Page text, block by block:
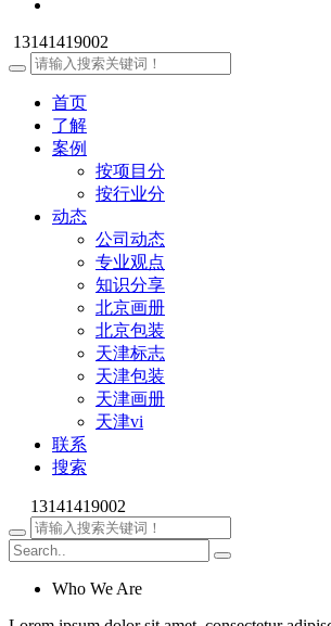
13141419002
首页
了解
案例
按项目分
按行业分
动态
公司动态
专业观点
知识分享
北京画册
北京包装
天津标志
天津包装
天津画册
天津vi
联系
搜索
13141419002
Who We Are